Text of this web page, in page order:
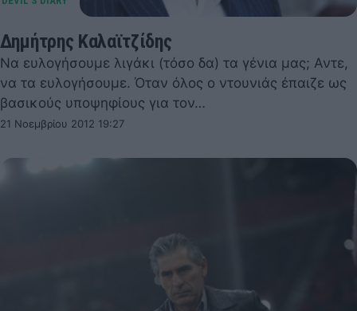
Δημήτρης Καλαϊτζίδης
Να ευλογήσουμε λιγάκι (τόσο δα) τα γένια μας; Αντε,
να τα ευλογήσουμε. Όταν όλος ο ντουνιάς έπαιζε ως
βασικούς υποψηφίους για τον…
21 Νοεμβρίου 2012 19:27